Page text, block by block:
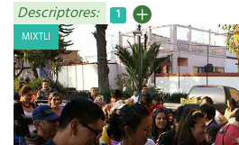
Descriptores:
1
MIXTLI